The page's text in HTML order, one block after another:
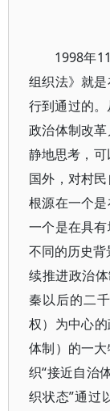
1998年
组织法》就
行到通过的
政治体制改
静地思考，
国外，对村
根源在一个
一个是在具
不同的历史
续推进政治
秦以后的二
权）为中心
体制）的一
织“接近自治
织状态”通